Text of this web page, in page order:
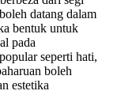
datang dalam
bentuk untuk
pada
seperti hati,
boleh
estetika